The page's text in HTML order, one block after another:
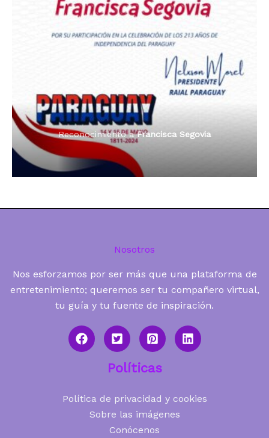
Dama de Oro 2024
Reconocimiento aFrancisca Segovia
Reconocimiento aFrancisca Segovia
Radio Tribuna Abierta
Premio Orgullo Paraguayo
Reconocimiento aFrancisca Segovia
Nosotros
Nos esforzamos por ser más que una plataforma de
entretenimiento; queremos ser tu compañero virtual,
tu guía y tu fuente de inspiración.
Políticas
Política de privacidad y cookies
Sobre las imágenes
Conócenos